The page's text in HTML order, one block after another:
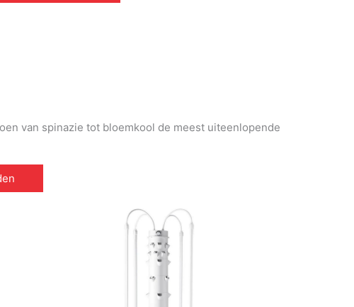
van spinazie tot bloemkool de meest uiteenlopende